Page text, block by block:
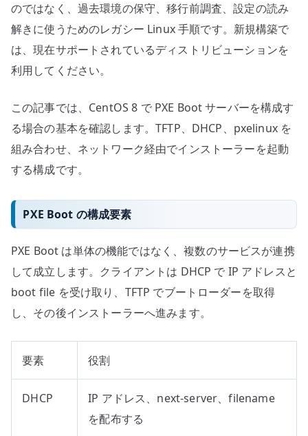
のではなく、過去環境の保守、移行前調査、設定の読み
解きに使うためのレガシー Linux 手順です。新規構築で
は、現在サポートされているディストリビューションを
利用してください。
この記事では、CentOS 8 で PXE Boot サーバーを構成す
る場合の基本を確認します。TFTP、DHCP、pxelinux を
組み合わせ、ネットワーク経由でインストーラーを起動
する構成です。
PXE Boot の構成要素
PXE Boot は単体の機能ではなく、複数のサービスが連携
して成立します。クライアントは DHCP で IP アドレスと
boot file を受け取り、TFTP でブートローダーを取得
し、その後インストーラーへ進みます。
要素 役割
DHCP
IP アドレス、next-server、filename
を配布する